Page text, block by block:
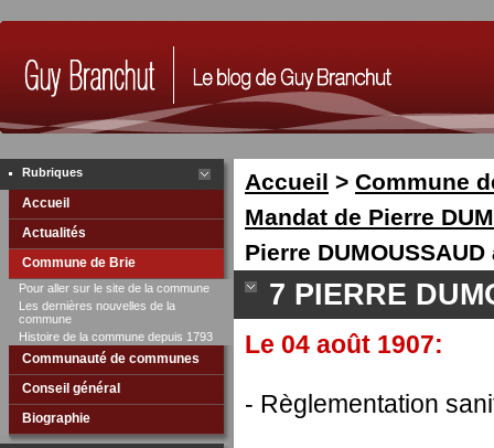
Rubriques
Accueil
Actualités
Commune de Brie
Pour aller sur le site de la commune
Les dernières nouvelles de la
commune
Histoire de la commune depuis 1793
Communauté de communes
Conseil général
Biographie
Accueil > Commune
Mandat de Pierre
Pierre
7 PIERRE
Le 04 août 1907:
- Règlementation